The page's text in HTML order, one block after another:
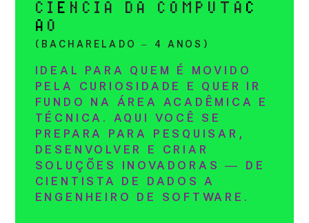
CI Ê NCIA DA COMPUTA Ç
Ã O
(BACHARELADO – 4 ANOS)
IDEAL PARA QUEM É MOVIDO
PELA CURIOSIDADE E QUER IR
FUNDO NA ÁREA ACADÊMICA E
TÉCNICA. AQUI VOCÊ SE
PREPARA PARA PESQUISAR,
DESENVOLVER E CRIAR
SOLUÇÕES INOVADORAS — DE
CIENTISTA DE DADOS A
ENGENHEIRO DE SOFTWARE.